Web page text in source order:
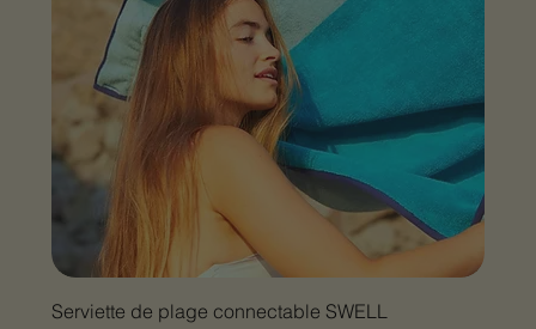
Serviette de plage connectable SWELL